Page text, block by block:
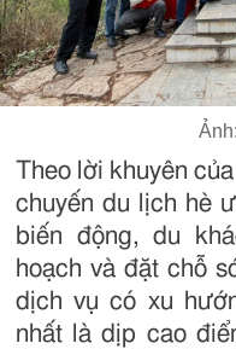
Theo lời khuyên
chuyến du lịch hè
biến động, du
hoạch và đặt chỗ
dịch vụ có xu
nhất là dịp cao